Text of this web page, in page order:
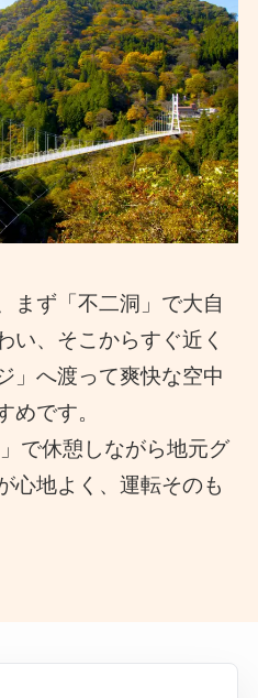
まず「不二洞」で大自
い、そこからすぐ近く
」へ渡って爽快な空中
めです。
で休憩しながら地元グ
心地よく、運転そのも